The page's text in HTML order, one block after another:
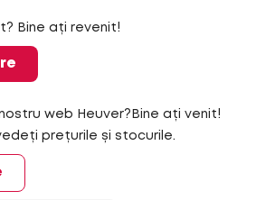
Bine ați revenit!
web Heuver?Bine ați venit!
prețurile și stocurile.